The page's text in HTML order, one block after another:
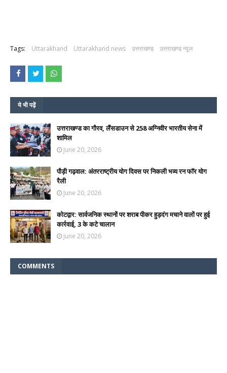
Tags: Uttarakhand Uttarakhand news उत्तराखण्ड उत्तराखण्ड न्यूज
ये भी पढ़ें
उत्तराखण्ड का गौरव, लैंसडाउन से 258 अग्निवीर भारतीय सेना में
शामिल
June 20, 2026
पौड़ी गढ़वाल: अंतरराष्ट्रीय योग दिवस पर निकली भव्य रन फॉर योग
रैली
June 20, 2026
कोटद्वार: सार्वजनिक स्थानों पर शराब पीकर हुड़दंग मचाने वालों पर हुई
कार्रवाई, 3 के कटे चालान
June 20, 2026
COMMENTS